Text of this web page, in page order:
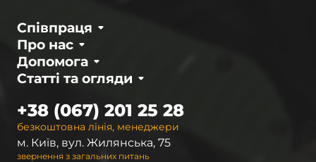
Про нас
Співпраця
Статті та огляди
Допомога
безкоштовна лінія, менеджери
+38 (067) 201 25 28
м. Київ, вул. Жилянська, 75
звернення з загальних питань